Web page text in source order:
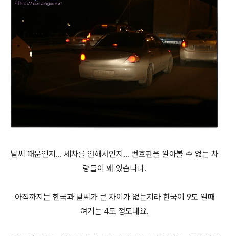
날씨 때문인지... 세차를 안해서인지... 번호판을 알아볼 수 없는 차
량들이 꽤 있습니다.
아직까지는 한국과 날씨가 큰 차이가 없는지라 한국이 9도 일때
여기는 4도 정도네요.